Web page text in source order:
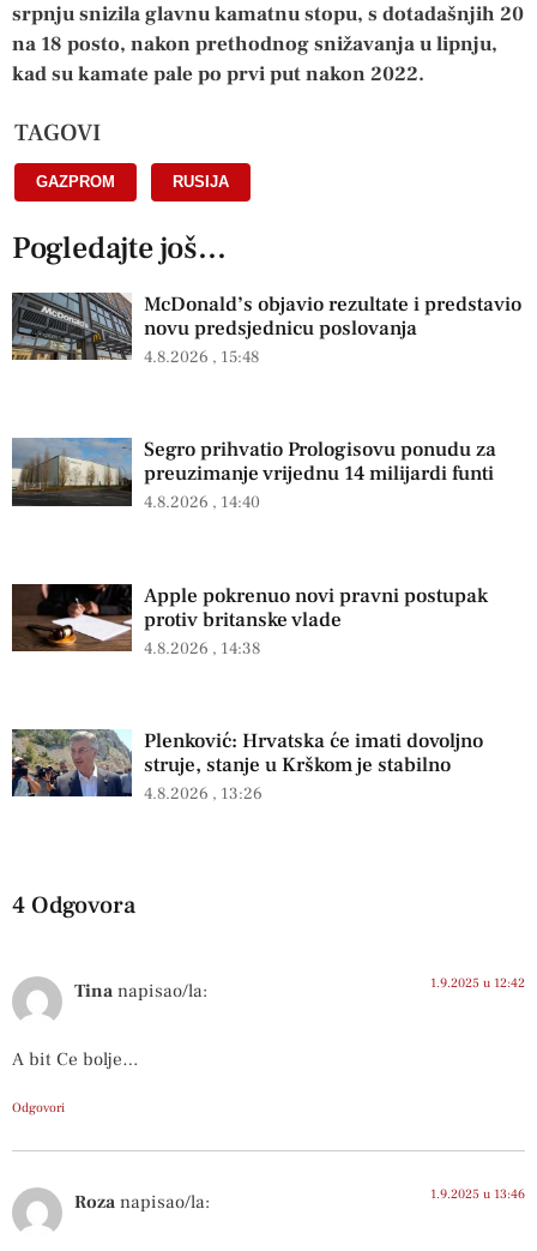
srpnju snizila glavnu kamatnu stopu, s dotadašnjih 20
na 18 posto, nakon prethodnog snižavanja u lipnju,
kad su kamate pale po prvi put nakon 2022.
TAGOVI
GAZPROM RUSIJA
Pogledajte još...
McDonald’s objavio rezultate i predstavio
novu predsjednicu poslovanja
4.8.2026 15:48
Segro prihvatio Prologisovu ponudu za
preuzimanje vrijednu 14 milijardi funti
4.8.2026 14:40
Apple pokrenuo novi pravni postupak
protiv britanske vlade
4.8.2026 14:38
Plenković: Hrvatska će imati dovoljno
struje, stanje u Krškom je stabilno
4.8.2026 13:26
4 Odgovora
Tina napisao/la: 1.9.2025 u 12:42
A bit Ce bolje…
Odgovori
Roza napisao/la: 1.9.2025 u 13:46